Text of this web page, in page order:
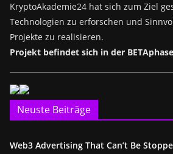
KryptoAkademie24 hat sich zum Ziel
Technologien zu erforschen und
Projekte zu realisieren.
Projekt befindet sich in der BETAphase
Neuste Beiträge
Web3 Advertising That Can’t Be